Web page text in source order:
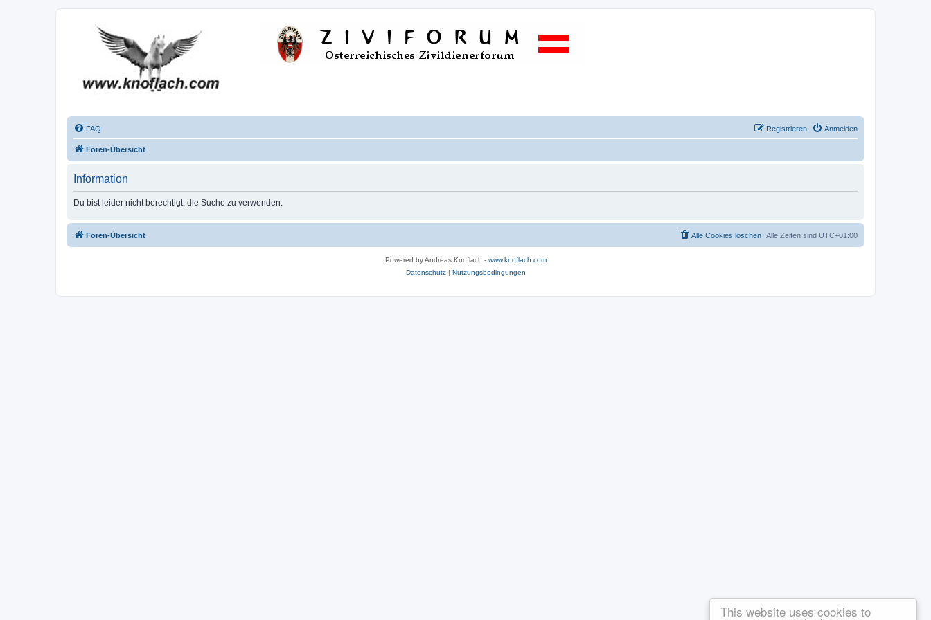
This website uses cookies to
FAQ Anmelden
Registrieren
Foren-Übersicht
Information
Du bist leider nicht berechtigt, die Suche zu verwenden.
Foren-Übersicht Alle Zeiten sind UTC+01:00
Alle Cookies löschen
Powered by Andreas Knoflach - www.knoflach.com
Datenschutz| Nutzungsbedingungen